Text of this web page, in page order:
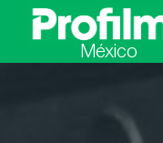
México